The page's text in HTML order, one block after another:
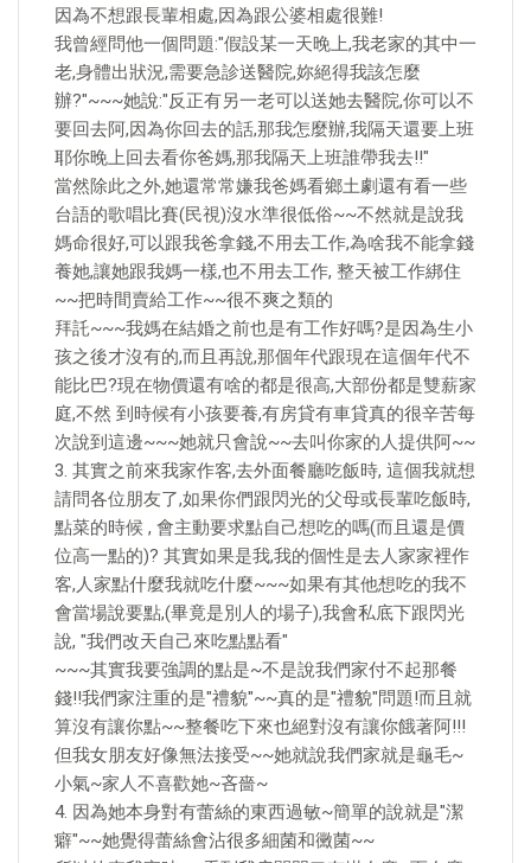
因為不想跟長輩相處,因為跟公婆相處很難!
我曾經問他一個問題:"假設某一天晚上,我老家的其中一
老,身體出狀況,需要急診送醫院,妳絕得我該怎麼
辦?"~~~她說:"反正有另一老可以送她去醫院,你可以不
要回去阿,因為你回去的話,那我怎麼辦,我隔天還要上班
耶你晚上回去看你爸媽,那我隔天上班誰帶我去!!"
當然除此之外,她還常常嫌我爸媽看鄉土劇還有看一些
台語的歌唱比賽(民視)沒水準很低俗~~不然就是說我
媽命很好,可以跟我爸拿錢,不用去工作,為啥我不能拿錢
養她,讓她跟我媽一樣,也不用去工作, 整天被工作綁住
~~把時間賣給工作~~很不爽之類的
拜託~~~我媽在結婚之前也是有工作好嗎?是因為生小
孩之後才沒有的,而且再說,那個年代跟現在這個年代不
能比巴?現在物價還有啥的都是很高,大部份都是雙薪家
庭,不然 到時候有小孩要養,有房貸有車貸真的很辛苦每
次說到這邊~~~她就只會說~~去叫你家的人提供阿~~
3. 其實之前來我家作客,去外面餐廳吃飯時, 這個我就想
請問各位朋友了,如果你們跟閃光的父母或長輩吃飯時,
點菜的時候 , 會主動要求點自己想吃的嗎(而且還是價
位高一點的)? 其實如果是我,我的個性是去人家家裡作
客,人家點什麼我就吃什麼~~~如果有其他想吃的我不
會當場說要點,(畢竟是別人的場子),我會私底下跟閃光
說, "我們改天自己來吃點點看"
~~~其實我要強調的點是~不是說我們家付不起那餐
錢!!我們家注重的是"禮貌"~~真的是"禮貌"問題!而且就
算沒有讓你點~~整餐吃下來也絕對沒有讓你餓著阿!!!
但我女朋友好像無法接受~~她就說我們家就是龜毛~
小氣~家人不喜歡她~吝嗇~
4. 因為她本身對有蕾絲的東西過敏~簡單的說就是"潔
癖"~~她覺得蕾絲會沾很多細菌和黴菌~~